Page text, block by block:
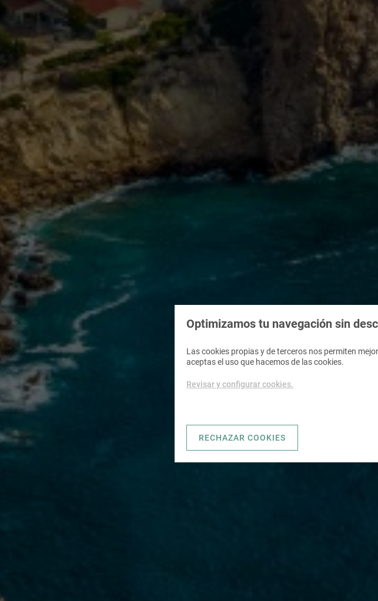
Optimizamos tu navegación sin
Las cookies propias y de terceros nos permiten
aceptas el uso que hacemos de las cookies.
Revisar y configurar cookies.
RECHAZAR COOKIES